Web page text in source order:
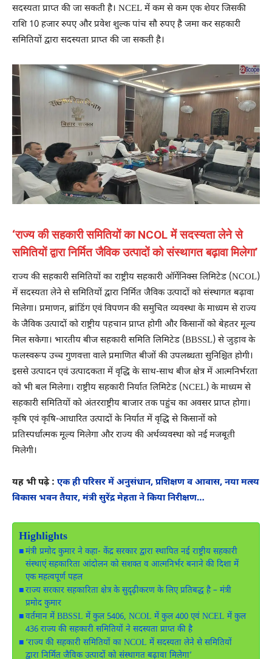
सदस्यता प्राप्त की जा सकती है। NCEL में कम से कम एक शेयर जिसकी
राशि 10 हजार रुपए और प्रवेश शुल्क पांच सौ रुपए है जमा कर सहकारी
समितियों द्वारा सदस्यता प्राप्त की जा सकती है।
‘राज्य की सहकारी समितियों का NCOL में सदस्यता लेने से
समितियों द्वारा निर्मित जैविक उत्पादों को संस्थागत बढ़ावा मिलेगा’
राज्य की सहकारी समितियों का राष्ट्रीय सहकारी ऑर्गेनिक्स लिमिटेड (NCOL)
में सदस्यता लेने से समितियों द्वारा निर्मित जैविक उत्पादों को संस्थागत बढ़ावा
मिलेगा। प्रमाणन, ब्रांडिंग एवं विपणन की समुचित व्यवस्था के माध्यम से राज्य
के जैविक उत्पादों को राष्ट्रीय पहचान प्राप्त होगी और किसानों को बेहतर मूल्य
मिल सकेगा। भारतीय बीज सहकारी समिति लिमिटेड (BBSSL) से जुड़ाव के
फलस्वरूप उच्च गुणवत्ता वाले प्रमाणित बीजों की उपलब्धता सुनिश्चित होगी।
इससे उत्पादन एवं उत्पादकता में वृद्धि के साथ-साथ बीज क्षेत्र में आत्मनिर्भरता
को भी बल मिलेगा। राष्ट्रीय सहकारी निर्यात लिमिटेड (NCEL) के माध्यम से
सहकारी समितियों को अंतरराष्ट्रीय बाजार तक पहुंच का अवसर प्राप्त होगा।
कृषि एवं कृषि-आधारित उत्पादों के निर्यात में वृद्धि से किसानों को
प्रतिस्पर्धात्मक मूल्य मिलेगा और राज्य की अर्थव्यवस्था को नई मजबूती
मिलेगी।
यह भी पढ़े : एक ही परिसर में अनुसंधान, प्रशिक्षण व आवास, नया मत्स्य
विकास भवन तैयार, मंत्री सुरेंद्र मेहता ने किया निरीक्षण…
Highlights
मंत्री प्रमोद कुमार ने कहा- केंद्र सरकार द्वारा स्थापित नई राष्ट्रीय सहकारी
संस्थाएं सहकारिता आंदोलन को सशक्त व आत्मनिर्भर बनाने की दिशा में
एक महत्वपूर्ण पहल
राज्य सरकार सहकारिता क्षेत्र के सुदृढ़ीकरण के लिए प्रतिबद्ध है – मंत्री
प्रमोद कुमार
वर्तमान में BBSSL में कुल 5406, NCOL में कुल 400 एवं NCEL में कुल
436 राज्य की सहकारी समितियों ने सदस्यता प्राप्त की है
‘राज्य की सहकारी समितियों का NCOL में सदस्यता लेने से समितियों
द्वारा निर्मित जैविक उत्पादों को संस्थागत बढ़ावा मिलेगा’